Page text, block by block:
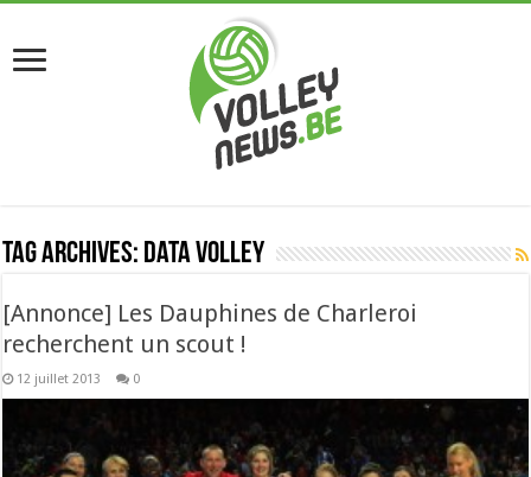
Tag Archives: data volley
[Annonce] Les Dauphines de Charleroi
recherchent un scout !
12 juillet 2013 0